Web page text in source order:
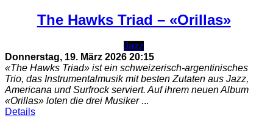
The Hawks Triad – «Orillas»
Jazz
Donnerstag, 19. März 2026 20:15
«The Hawks Triad» ist ein schweizerisch‑argentinisches
Trio, das Instrumentalmusik mit besten Zutaten aus Jazz,
Americana und Surfrock serviert. Auf ihrem neuen Album
«Orillas» loten die drei Musiker...
Details